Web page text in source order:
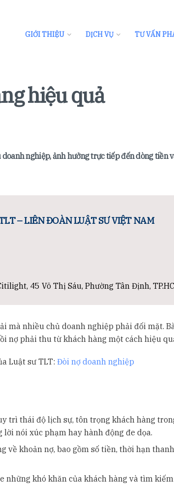
GIỚI THIỆU DỊCH VỤ TƯ VẤN
hiệu quả
nghiệp, ảnh hưởng trực tiếp đến dòng tiền
– LIÊN ĐOÀN LUẬT SƯ VIỆT NAM
45 Võ Thị Sáu, Phường Tân Định,
mà nhiều chủ doanh nghiệp phải đối mặt.
nợ phải thu từ khách hàng một cách hiệu
Luật sư TLT: Đòi nợ doanh nghiệp
trì thái độ lịch sự, tôn trọng khách hàng
nói xúc phạm hay hành động đe dọa.
về khoản nợ, bao gồm số tiền, thời hạn
những khó khăn của khách hàng và tìm